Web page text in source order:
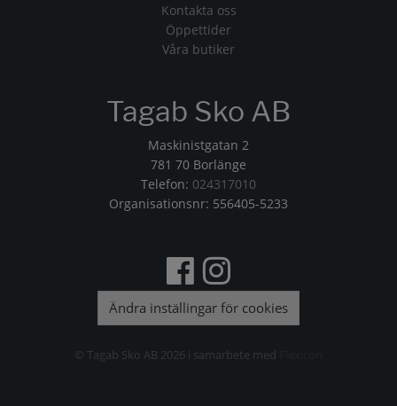
Kontakta oss
Öppettider
Våra butiker
Tagab Sko AB
Maskinistgatan 2
781 70 Borlänge
Telefon: 024317010
Organisationsnr: 556405-5233
Ändra inställingar för cookies
© Tagab Sko AB 2026 i samarbete med